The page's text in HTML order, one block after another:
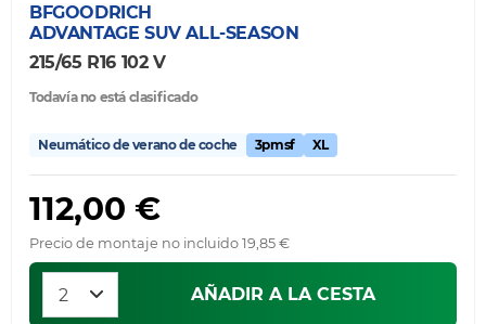
BFGOODRICH
ADVANTAGE SUV ALL-SEASON
215/65 R16 102 V
Todavía no está clasificado
Neumático de verano de coche 3pmsf XL
112,00 €
Precio de montaje no incluido 19,85 €
AÑADIR A LA CESTA